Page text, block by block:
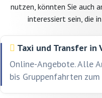
nutzen, könnten Sie auch
interessiert sein, die
Taxi und Transfer in
Online-Angebote. Alle
bis Gruppenfahrten